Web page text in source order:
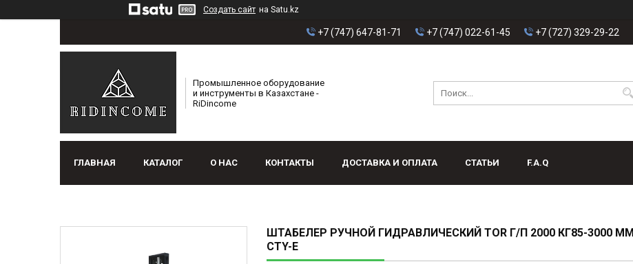
Создать сайт на Satu.kz
+7 (747) 647-81-71 +7 (747) 022-61-45 +7 (727) 329-29-22
Промышленное оборудование
и инструменты в Казахстане -
RiDincome
ГЛАВНАЯ КАТАЛОГ О НАС КОНТАКТЫ ДОСТАВКА И ОПЛАТА СТАТЬИ F.A.Q
ШТАБЕЛЕР РУЧНОЙ ГИДРАВЛИЧЕСКИЙ TOR Г/П 2000 КГ85-3000 ММ
CTY-E